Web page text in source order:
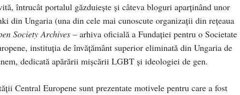
întrucât portalul găzduiește și câteva bloguri aparținând unor
din Ungaria (una din cele mai cunoscute organizații din rețeaua
Society Archives – arhiva oficială a Fundației pentru o Societate
instituția de învățământ superior eliminată din Ungaria de
dedicată apărării mișcării LGBT și ideologiei de gen.
Central Europene sunt prezentate motivele pentru care a fost